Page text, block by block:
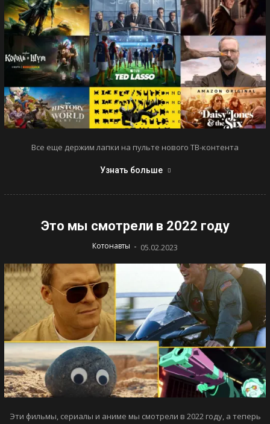
Все еще держим лапки на пульте нового ТВ-контента
Узнать больше
Это мы смотрели в 2022 году
Котонавты - 05.02.2023
Эти фильмы, сериалы и аниме мы смотрели в 2022 году, а теперь